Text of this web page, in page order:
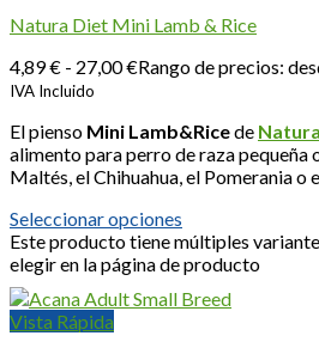
Natura Diet Mini Lamb & Rice
4,89€ - 27,00€Rango de precios:
IVA Incluido
El pienso Mini Lamb&Ricede
alimento para perro de raza pequeña
Maltés, el Chihuahua, el Pomerania o
Seleccionar opciones
Este producto tiene múltiples
elegir en la página de producto
Vista Rápida